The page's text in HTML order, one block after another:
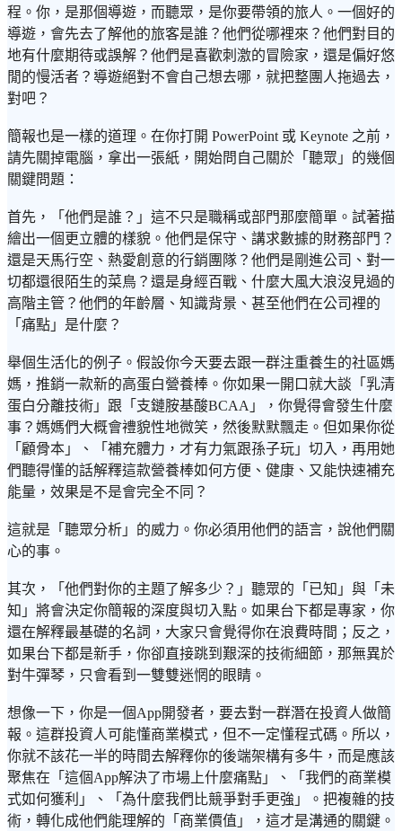
程。你，是那個導遊，而聽眾，是你要帶領的旅人。一個好的
導遊，會先去了解他的旅客是誰？他們從哪裡來？他們對目的
地有什麼期待或誤解？他們是喜歡刺激的冒險家，還是偏好悠
閒的慢活者？導遊絕對不會自己想去哪，就把整團人拖過去，
對吧？
簡報也是一樣的道理。在你打開 PowerPoint 或 Keynote 之前，
請先關掉電腦，拿出一張紙，開始問自己關於「聽眾」的幾個
關鍵問題：
首先，「他們是誰？」這不只是職稱或部門那麼簡單。試著描
繪出一個更立體的樣貌。他們是保守、講求數據的財務部門？
還是天馬行空、熱愛創意的行銷團隊？他們是剛進公司、對一
切都還很陌生的菜鳥？還是身經百戰、什麼大風大浪沒見過的
高階主管？他們的年齡層、知識背景、甚至他們在公司裡的
「痛點」是什麼？
舉個生活化的例子。假設你今天要去跟一群注重養生的社區媽
媽，推銷一款新的高蛋白營養棒。你如果一開口就大談「乳清
蛋白分離技術」跟「支鏈胺基酸BCAA」，你覺得會發生什麼
事？媽媽們大概會禮貌性地微笑，然後默默飄走。但如果你從
「顧骨本」、「補充體力，才有力氣跟孫子玩」切入，再用她
們聽得懂的話解釋這款營養棒如何方便、健康、又能快速補充
能量，效果是不是會完全不同？
這就是「聽眾分析」的威力。你必須用他們的語言，說他們關
心的事。
其次，「他們對你的主題了解多少？」聽眾的「已知」與「未
知」將會決定你簡報的深度與切入點。如果台下都是專家，你
還在解釋最基礎的名詞，大家只會覺得你在浪費時間；反之，
如果台下都是新手，你卻直接跳到艱深的技術細節，那無異於
對牛彈琴，只會看到一雙雙迷惘的眼睛。
想像一下，你是一個App開發者，要去對一群潛在投資人做簡
報。這群投資人可能懂商業模式，但不一定懂程式碼。所以，
你就不該花一半的時間去解釋你的後端架構有多牛，而是應該
聚焦在「這個App解決了市場上什麼痛點」、「我們的商業模
式如何獲利」、「為什麼我們比競爭對手更強」。把複雜的技
術，轉化成他們能理解的「商業價值」，這才是溝通的關鍵。